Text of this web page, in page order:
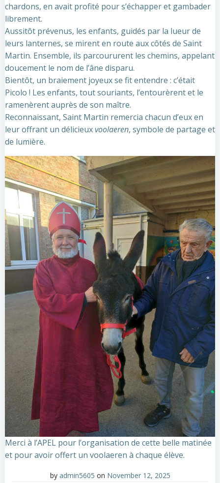
chardons, en avait profité pour s’échapper et gambader
librement.
Aussitôt prévenus, les enfants, guidés par la lueur de
leurs lanternes, se mirent en route aux côtés de Saint
Martin. Ensemble, ils parcoururent les chemins, appelant
doucement le nom de l’âne disparu.
Bientôt, un braiement joyeux se fit entendre : c’était
Picolo ! Les enfants, tout souriants, l’entourèrent et le
ramenèrent auprès de son maître.
Reconnaissant, Saint Martin remercia chacun d’eux en
leur offrant un délicieuxvoolaeren, symbole de partage et
de lumière.
Merci à l’APEL pour l’organisation de cette belle matinée
et pour avoir offert un voolaeren à chaque élève.
by admin5605 on November 12, 2025